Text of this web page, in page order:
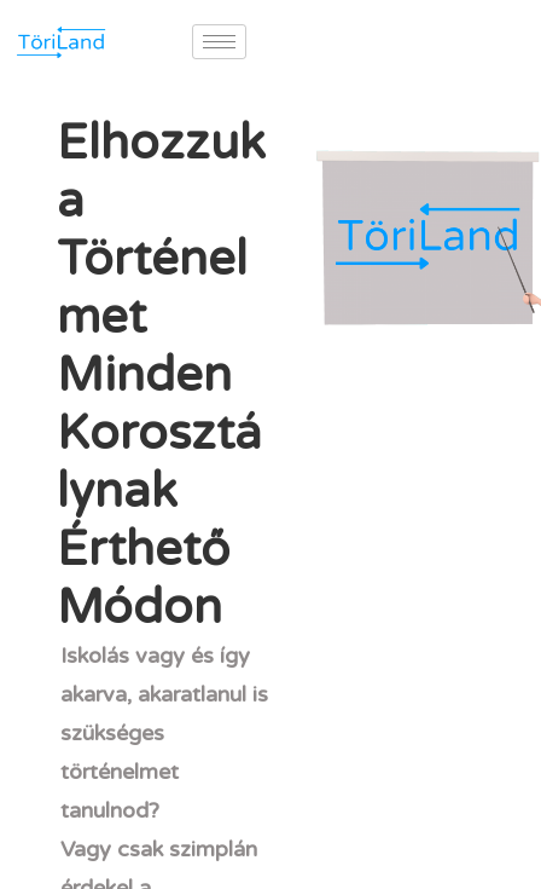
Elhozzuk
a
Történel
met
Minden
Korosztá
lynak
Érthető
Módon
Iskolás vagy és így
akarva, akaratlanul is
szükséges
történelmet
tanulnod?
Vagy csak szimplán